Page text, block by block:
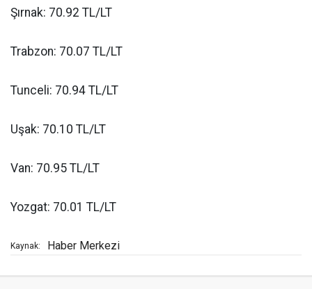
Şırnak: 70.92 TL/LT
Trabzon: 70.07 TL/LT
Tunceli: 70.94 TL/LT
Uşak: 70.10 TL/LT
Van: 70.95 TL/LT
Yozgat: 70.01 TL/LT
Kaynak: Haber Merkezi